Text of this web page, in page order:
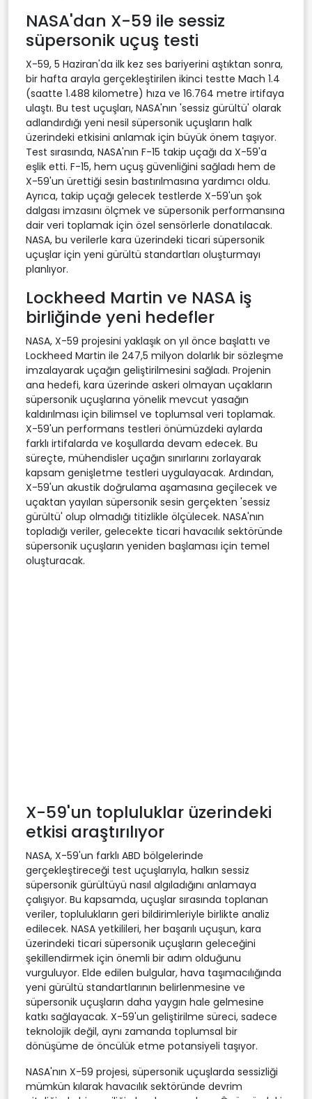
NASA'dan X-59 ile sessiz
süpersonik uçuş testi
X-59, 5 Haziran'da ilk kez ses bariyerini aştıktan sonra,
bir hafta arayla gerçekleştirilen ikinci testte Mach 1.4
(saatte 1.488 kilometre) hıza ve 16.764 metre irtifaya
ulaştı. Bu test uçuşları, NASA'nın 'sessiz gürültü' olarak
adlandırdığı yeni nesil süpersonik uçuşların halk
üzerindeki etkisini anlamak için büyük önem taşıyor.
Test sırasında, NASA'nın F-15 takip uçağı da X-59'a
eşlik etti. F-15, hem uçuş güvenliğini sağladı hem de
X-59'un ürettiği sesin bastırılmasına yardımcı oldu.
Ayrıca, takip uçağı gelecek testlerde X-59'un şok
dalgası imzasını ölçmek ve süpersonik performansına
dair veri toplamak için özel sensörlerle donatılacak.
NASA, bu verilerle kara üzerindeki ticari süpersonik
uçuşlar için yeni gürültü standartları oluşturmayı
planlıyor.
Lockheed Martin ve NASA iş
birliğinde yeni hedefler
NASA, X-59 projesini yaklaşık on yıl önce başlattı ve
Lockheed Martin ile 247,5 milyon dolarlık bir sözleşme
imzalayarak uçağın geliştirilmesini sağladı. Projenin
ana hedefi, kara üzerinde askeri olmayan uçakların
süpersonik uçuşlarına yönelik mevcut yasağın
kaldırılması için bilimsel ve toplumsal veri toplamak.
X-59'un performans testleri önümüzdeki aylarda
farklı irtifalarda ve koşullarda devam edecek. Bu
süreçte, mühendisler uçağın sınırlarını zorlayarak
kapsam genişletme testleri uygulayacak. Ardından,
X-59'un akustik doğrulama aşamasına geçilecek ve
uçaktan yayılan süpersonik sesin gerçekten 'sessiz
gürültü' olup olmadığı titizlikle ölçülecek. NASA'nın
topladığı veriler, gelecekte ticari havacılık sektöründe
süpersonik uçuşların yeniden başlaması için temel
oluşturacak.
X-59'un topluluklar üzerindeki
etkisi araştırılıyor
NASA, X-59'un farklı ABD bölgelerinde
gerçekleştireceği test uçuşlarıyla, halkın sessiz
süpersonik gürültüyü nasıl algıladığını anlamaya
çalışıyor. Bu kapsamda, uçuşlar sırasında toplanan
veriler, toplulukların geri bildirimleriyle birlikte analiz
edilecek. NASA yetkilileri, her başarılı uçuşun, kara
üzerindeki ticari süpersonik uçuşların geleceğini
şekillendirmek için önemli bir adım olduğunu
vurguluyor. Elde edilen bulgular, hava taşımacılığında
yeni gürültü standartlarının belirlenmesine ve
süpersonik uçuşların daha yaygın hale gelmesine
katkı sağlayacak. X-59'un geliştirilme süreci, sadece
teknolojik değil, aynı zamanda toplumsal bir
dönüşüme de öncülük etme potansiyeli taşıyor.
NASA'nın X-59 projesi, süpersonik uçuşlarda sessizliği
mümkün kılarak havacılık sektöründe devrim